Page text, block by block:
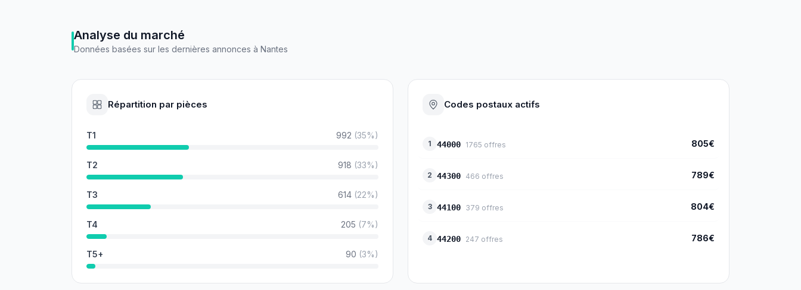
Analyse du marché
Données basées sur les dernières annonces à Nantes
Répartition par pièces
T1 992 (35%)
T2 918 (33%)
T3 614 (22%)
T4 205 (7%)
T5+ 90 (3%)
Codes postaux actifs
1 44000 1765 offres 805€
2 44300 466 offres 789€
3 44100 379 offres 804€
4 44200 247 offres 786€